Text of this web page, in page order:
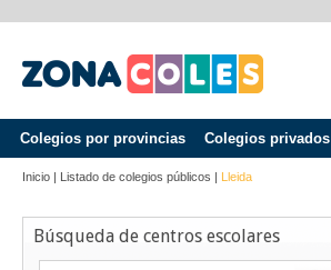
Colegios por provincias Colegios privados
Inicio | Listado de colegios públicos | Lleida
Búsqueda de centros escolares